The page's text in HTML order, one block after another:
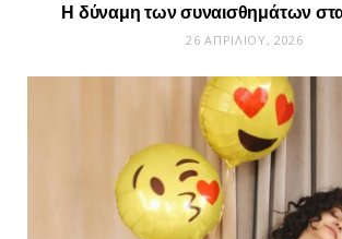
Η δύναμη των συναισθημάτων
26 ΑΠΡΙΛΊΟΥ, 2026